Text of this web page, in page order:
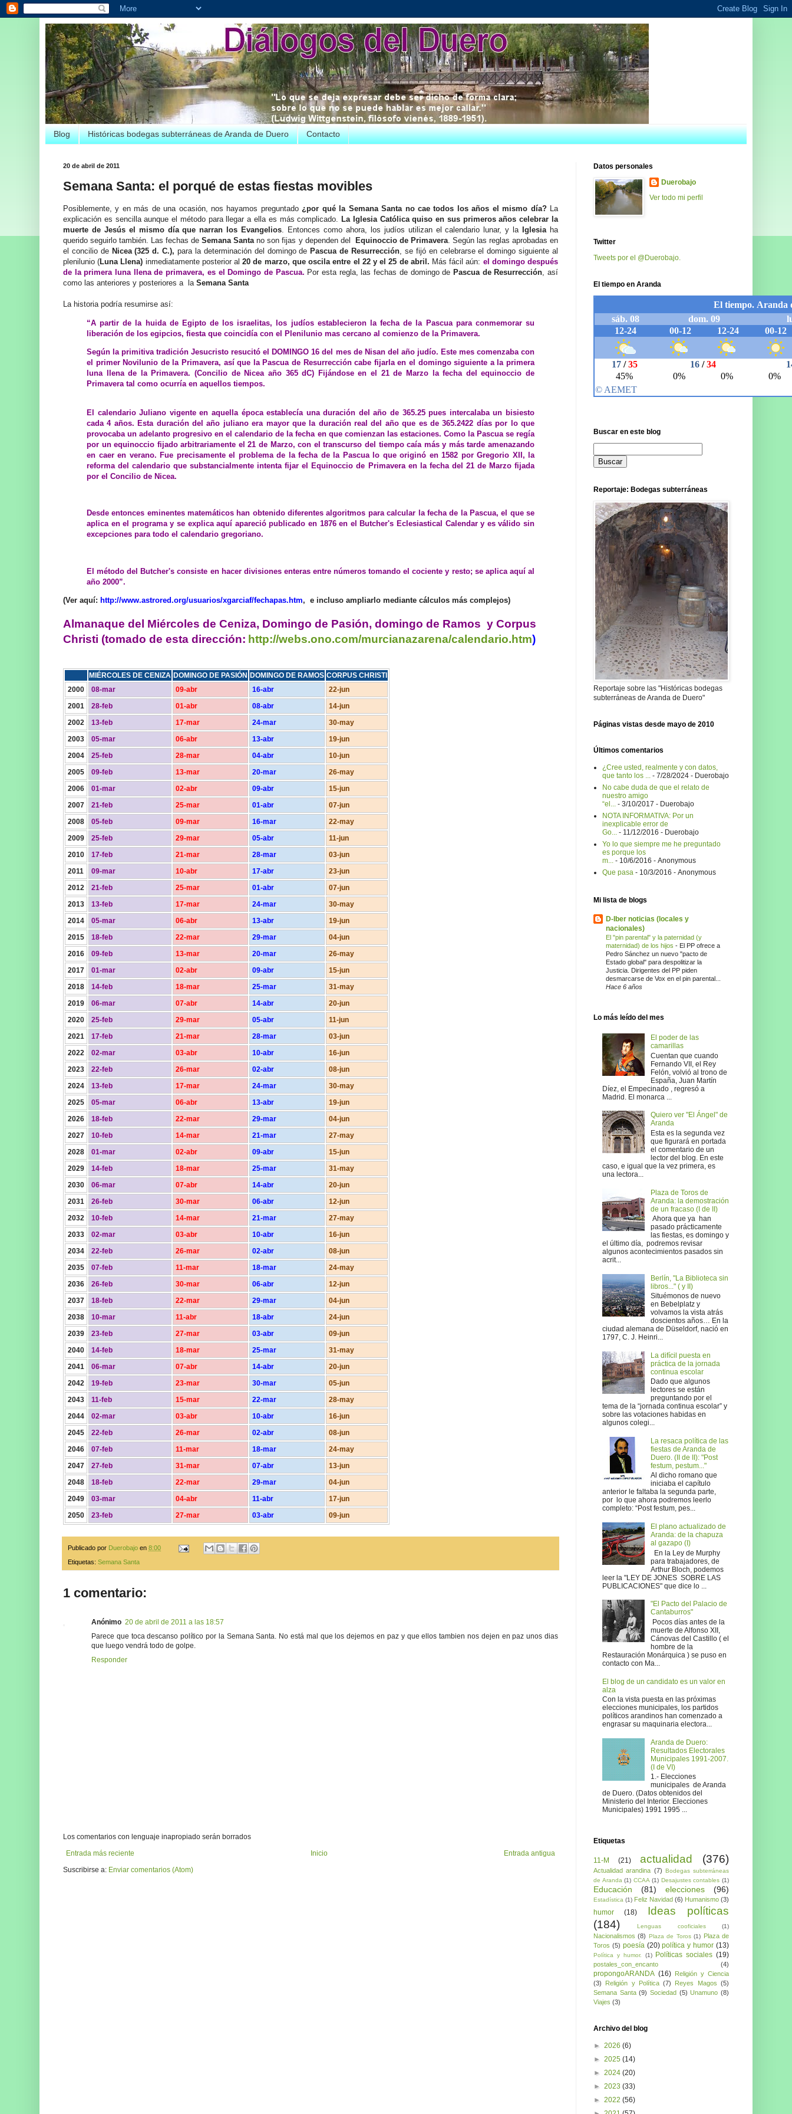
Blog Históricas bodegas subterráneas de Aranda de Duero Contacto
20 de abril de 2011
Semana Santa: el porqué de estas fiestas movibles
Posiblemente, y en más de una ocasión, nos hayamos preguntado¿por qué la Semana Santa no cae todos los años el mismo día? La
explicación es sencilla aunque el método para llegar a ella es más complicado. La Iglesia Católica quiso en sus primeros años celebrar la
muerte de Jesús el mismo día que narran los Evangelios. Entonces como ahora, los judíos utilizan el calendario lunar, y la Iglesiaha
querido seguirlo también. Las fechas deSemana Santano son fijas y dependen del Equinoccio de Primavera. Según las reglas aprobadas en
el concilio de Nicea (325 d. C.), para la determinación del domingo de Pascua de Resurrección, se fijó en celebrarse el domingo siguiente al
plenilunio (Luna Llena) inmediatamente posterior al20 de marzo, que oscila entre el 22 y el 25 de abril. Más fácil aún: el domingo después
de la primera luna llena de primavera, es el Domingo de Pascua. Por esta regla, las fechas de domingo de Pascua de Resurrección, así
como las anteriores y posteriores a la Semana Santa
La historia podría resumirse así:
“A partir de la huida de Egipto de los israelitas, los judíos establecieron la fecha de la Pascua para conmemorar su
liberación de los egipcios, fiesta que coincidía con el Plenilunio mas cercano al comienzo de la Primavera.
Según la primitiva tradición Jesucristo resucitó el DOMINGO 16 del mes de Nisan del año judío. Este mes comenzaba con
el primer Novilunio de la Primavera, así que la Pascua de Resurrección cabe fijarla en el domingo siguiente a la primera
luna llena de la Primavera. (Concilio de Nicea año 365 dC) Fijándose en el 21 de Marzo la fecha del equinoccio de
Primavera tal como ocurría en aquellos tiempos.
El calendario Juliano vigente en aquella época establecía una duración del año de 365.25 pues intercalaba un bisiesto
cada 4 años. Esta duración del año juliano era mayor que la duración real del año que es de 365.2422 días por lo que
provocaba un adelanto progresivo en el calendario de la fecha en que comienzan las estaciones. Como la Pascua se regía
por un equinoccio fijado arbitrariamente el 21 de Marzo, con el transcurso del tiempo caía más y más tarde amenazando
en caer en verano. Fue precisamente el problema de la fecha de la Pascua lo que originó en 1582 por Gregorio XII, la
reforma del calendario que substancialmente intenta fijar el Equinoccio de Primavera en la fecha del 21 de Marzo fijada
por el Concilio de Nicea.
Desde entonces eminentes matemáticos han obtenido diferentes algoritmos para calcular la fecha de la Pascua, el que se
aplica en el programa y se explica aquí apareció publicado en 1876 en el Butcher's Eclesiastical Calendar y es válido sin
excepciones para todo el calendario gregoriano.
El método del Butcher's consiste en hacer divisiones enteras entre números tomando el cociente y resto; se aplica aquí al
año 2000”.
(Ver aquí: http://www.astrored.org/usuarios/xgarciaf/fechapas.htm, e incluso ampliarlo mediante cálculos más complejos)
Almanaque del Miércoles de Ceniza, Domingo de Pasión, domingo de Ramos y Corpus
Christi (tomado de esta dirección: http://webs.ono.com/murcianazarena/calendario.htm)
MIÉRCOLES DE CENIZA DOMINGO DE PASIÓN DOMINGO DE RAMOS CORPUS CHRISTI
2000
08-mar 09-abr 16-abr
22-jun
2001
28-feb 01-abr 08-abr
14-jun
2002
13-feb 17-mar 24-mar
30-may
2003
05-mar 06-abr 13-abr
19-jun
2004
25-feb 28-mar 04-abr
10-jun
2005
09-feb 13-mar 20-mar
26-may
2006
01-mar 02-abr 09-abr
15-jun
2007
21-feb 25-mar 01-abr
07-jun
2008
05-feb 09-mar 16-mar
22-may
2009
25-feb 29-mar 05-abr
11-jun
2010
17-feb 21-mar 28-mar
03-jun
2011
09-mar 10-abr 17-abr
23-jun
2012
21-feb 25-mar 01-abr
07-jun
2013
13-feb 17-mar 24-mar
30-may
2014
05-mar 06-abr 13-abr
19-jun
2015
18-feb 22-mar 29-mar
04-jun
2016
09-feb 13-mar 20-mar
26-may
2017
01-mar 02-abr 09-abr
15-jun
2018
14-feb 18-mar 25-mar
31-may
2019
06-mar 07-abr 14-abr
20-jun
2020
25-feb 29-mar 05-abr
11-jun
2021
17-feb 21-mar 28-mar
03-jun
2022
02-mar 03-abr 10-abr
16-jun
2023
22-feb 26-mar 02-abr
08-jun
2024
13-feb 17-mar 24-mar
30-may
2025
05-mar 06-abr 13-abr
19-jun
2026
18-feb 22-mar 29-mar
04-jun
2027
10-feb 14-mar 21-mar
27-may
2028
01-mar 02-abr 09-abr
15-jun
2029
14-feb 18-mar 25-mar
31-may
2030
06-mar 07-abr 14-abr
20-jun
2031
26-feb 30-mar 06-abr
12-jun
2032
10-feb 14-mar 21-mar
27-may
2033
02-mar 03-abr 10-abr
16-jun
2034
22-feb 26-mar 02-abr
08-jun
2035
07-feb 11-mar 18-mar
24-may
2036
26-feb 30-mar 06-abr
12-jun
2037
18-feb 22-mar 29-mar
04-jun
2038
10-mar 11-abr 18-abr
24-jun
2039
23-feb 27-mar 03-abr
09-jun
2040
14-feb 18-mar 25-mar
31-may
2041
06-mar 07-abr 14-abr
20-jun
2042
19-feb 23-mar 30-mar
05-jun
2043
11-feb 15-mar 22-mar
28-may
2044
02-mar 03-abr 10-abr
16-jun
2045
22-feb 26-mar 02-abr
08-jun
2046
07-feb 11-mar 18-mar
24-may
2047
27-feb 31-mar 07-abr
13-jun
2048
18-feb 22-mar 29-mar
04-jun
2049
03-mar 04-abr 11-abr
17-jun
2050
23-feb 27-mar 03-abr 09-jun
Publicado por Duerobajo en 8:00
Etiquetas: Semana Santa
1 comentario:
Anónimo 20 de abril de 2011 a las 18:57
Parece que toca descanso político por la Semana Santa. No está mal que los dejemos en paz y que ellos tambien nos dejen en paz unos dias
que luego vendrá todo de golpe.
Responder
Los comentarios con lenguaje inapropiado serán borrados
Entrada más reciente
Entrada antigua
Inicio
Suscribirse a: Enviar comentarios (Atom)
Datos personales
Duerobajo
Ver todo mi perfil
Twitter
Tweets por el @Duerobajo.
El tiempo en Aranda
Buscar en este blog
Reportaje: Bodegas subterráneas
Reportaje sobre las "Históricas bodegas
subterráneas de Aranda de Duero"
Páginas vistas desde mayo de 2010
Últimos comentarios
¿Cree usted, realmente y con datos,
que tanto los ...
- 7/28/2024 - Duerobajo
No cabe duda de que el relato de
nuestro amigo
“el...
- 3/10/2017 - Duerobajo
NOTA INFORMATIVA: Por un
inexplicable error de
Go...
- 11/12/2016 - Duerobajo
Yo lo que siempre me he preguntado
es porque los
m...
- 10/6/2016 - Anonymous
Que pasa - 10/3/2016 - Anonymous
Mi lista de blogs
D-Iber noticias (locales y
nacionales)
El "pin parental" y la paternidad (y
maternidad) de los hijos - El PP ofrece a
Pedro Sánchez un nuevo "pacto de
Estado global" para despolitizar la
Justicia. Dirigentes del PP piden
desmarcarse de Vox en el pin parental...
Hace 6 años
Lo más leído del mes
El poder de las
camarillas
Cuentan que cuando
Fernando VII, el Rey
Felón, volvió al trono de
España, Juan Martín
Díez, el Empecinado , regresó a
Madrid. El monarca ...
Quiero ver "El Ángel" de
Aranda
Esta es la segunda vez
que figurará en portada
el comentario de un
lector del blog. En este
caso, e igual que la vez primera, es
una lectora...
Plaza de Toros de
Aranda: la demostración
de un fracaso (I de II)
Ahora que ya han
pasado prácticamente
las fiestas, es domingo y
el último día, podremos revisar
algunos acontecimientos pasados sin
acrit...
Berlín, "La Biblioteca sin
libros..." ( y II)
Situémonos de nuevo
en Bebelplatz y
volvamos la vista atrás
doscientos años… En la
ciudad alemana de Düseldorf, nació en
1797, C. J. Heinri...
La difícil puesta en
práctica de la jornada
continua escolar
Dado que algunos
lectores se están
preguntando por el
tema de la “jornada continua escolar” y
sobre las votaciones habidas en
algunos colegi...
La resaca política de las
fiestas de Aranda de
Duero. (II de II): "Post
festum, pestum..."
Al dicho romano que
iniciaba el capítulo
anterior le faltaba la segunda parte,
por lo que ahora podremos leerlo
completo: “Post festum, pes...
El plano actualizado de
Aranda: de la chapuza
al gazapo (I)
En la Ley de Murphy
para trabajadores, de
Arthur Bloch, podemos
leer la "LEY DE JONES SOBRE LAS
PUBLICACIONES" que dice lo ...
"El Pacto del Palacio de
Cantaburros"
Pocos días antes de la
muerte de Alfonso XII,
Cánovas del Castillo ( el
hombre de la
Restauración Monárquica ) se puso en
contacto con Ma...
El blog de un candidato es un valor en
alza
Con la vista puesta en las próximas
elecciones municipales, los partidos
políticos arandinos han comenzado a
engrasar su maquinaria electora...
Aranda de Duero:
Resultados Electorales
Municipales 1991-2007.
(I de VI)
1.- Elecciones
municipales de Aranda
de Duero. (Datos obtenidos del
Ministerio del Interior. Elecciones
Municipales) 1991 1995 ...
Etiquetas
11-M (21) actualidad (376)
Actualidad arandina (7) Bodegas subterráneas
de Aranda (1) CCAA (1) Desajustes contables (1)
Educación (81) elecciones (96)
Estadística (1) Feliz Navidad (6) Humanismo (3)
humor (18)
Ideas políticas
(184)
Lenguas cooficiales (1)
Nacionalismos (8) Plaza de Toros (1) Plaza de
Toros (5) poesía (20) política y humor (13)
Política y humor. (1) Políticas sociales (19)
postales_con_encanto (4)
propongoARANDA (16) Religión y Ciencia
(3)
Religión y Política (7) Reyes Magos (5)
Semana Santa (9) Sociedad (5) Unamuno (8)
Viajes (3)
Archivo del blog
► 2026 (6)
► 2025 (14)
► 2024 (20)
► 2023 (33)
► 2022 (56)